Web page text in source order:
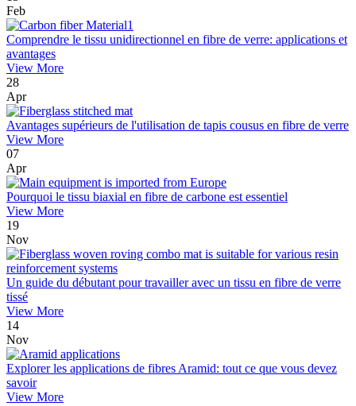
Feb
Comprendre le tissu unidirectionnel en fibre de verre: applications et
avantages
View More
28
Apr
Avantages supérieurs de l'utilisation de tapis cousus en fibre de verre
View More
07
Apr
Pourquoi le tissu biaxial en fibre de carbone est essentiel
View More
19
Nov
Un guide du débutant pour travailler avec un tissu en fibre de verre
tissé
View More
14
Nov
Explorer les applications de fibres Aramid: tout ce que vous devez
savoir
View More